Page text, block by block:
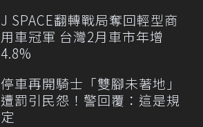
J SPACE翻轉戰局奪回輕型商
用車冠軍 台灣2月車市年增
4.8%
停車再開騎士「雙腳未著地」
遭罰引民怨！警回覆：這是規
定